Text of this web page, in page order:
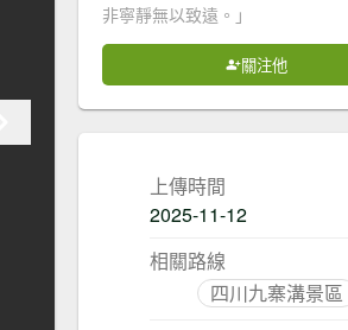
非寧靜無以致遠。」
關注他
上傳時間
2025-11-12
相關路線
四川九寨溝景區